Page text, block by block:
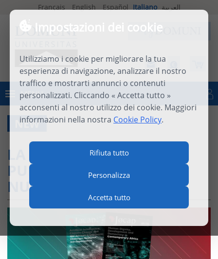
Impostazioni dei cookie
Utilizziamo i cookie per migliorare la tua
esperienza di navigazione, analizzare il nostro
traffico e mostrarti annunci o contenuti
personalizzati. Cliccando « Accetta tutto »
acconsenti al nostro utilizzo dei cookie. Maggiori
informazioni nella nostra Cookie Policy.
Rifiuta tutto
Personalizza
Accetta tutto
Français English Español Italiano العربية
MENU Connettersi
NEW
LA RIVISTA JOCAP HA
PUBBLICATO DUE NUOVI
NUMERI